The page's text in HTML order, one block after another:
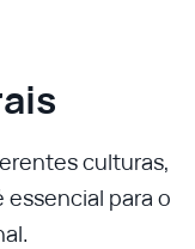
culturas,
para o